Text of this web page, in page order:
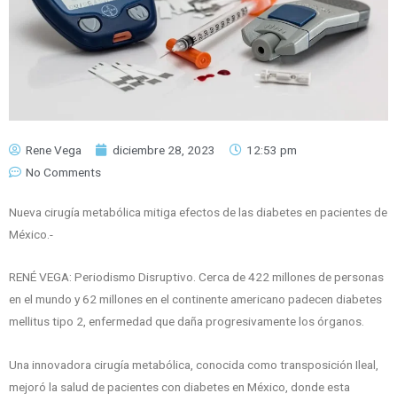
Rene Vega diciembre 28, 2023
12:53 pm
No Comments
Nueva cirugía metabólica mitiga efectos de las diabetes en pacientes de
México.-
RENÉ VEGA: Periodismo Disruptivo. Cerca de 422 millones de personas
en el mundo y 62 millones en el continente americano padecen diabetes
mellitus tipo 2, enfermedad que daña progresivamente los órganos.
Una innovadora cirugía metabólica, conocida como transposición Ileal,
mejoró la salud de pacientes con diabetes en México, donde esta